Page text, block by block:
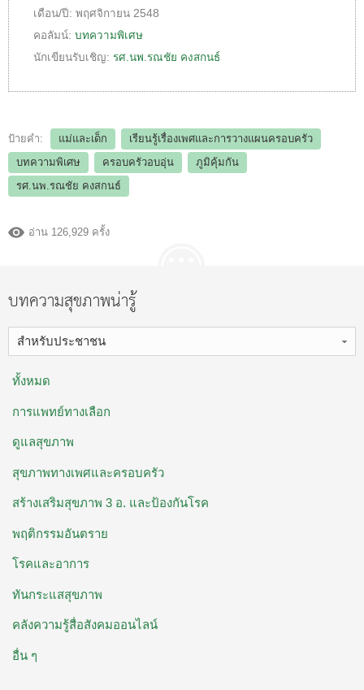
เดือน/ปี: พฤศจิกายน 2548
คอลัมน์: บทความพิเศษ
นักเขียนรับเชิญ: รศ.นพ.รณชัย คงสกนธ์
ป้ายคำ: แม่และเด็ก
เรียนรู้เรื่องเพศและการวางแผนครอบครัว
บทความพิเศษ
ครอบครัวอบอุ่น
ภูมิคุ้มกัน
รศ.นพ.รณชัย คงสกนธ์
อ่าน 126,929 ครั้ง
บทความสุขภาพน่ารู้
สำหรับประชาชน
ทั้งหมด
การแพทย์ทางเลือก
ดูแลสุขภาพ
สุขภาพทางเพศและครอบครัว
สร้างเสริมสุขภาพ 3 อ. ​และป้องกันโรค
พฤติกรรมอันตราย
โรคและอาการ
ทันกระแสสุขภาพ
คลังความรู้สื่อสังคมออนไลน์
อื่น ๆ